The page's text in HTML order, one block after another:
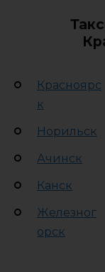
Красноярс
к
Норильск
Ачинск
Канск
Железног
орск